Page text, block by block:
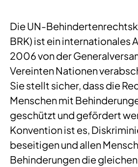
Die UN-
BRK) ist ein internationales
2006 von der
Vereinten Nationen
Sie stellt sicher, dass die
Menschen mit
geschützt und gefördert
Konvention ist es,
beseitigen und allen
Behinderungen die